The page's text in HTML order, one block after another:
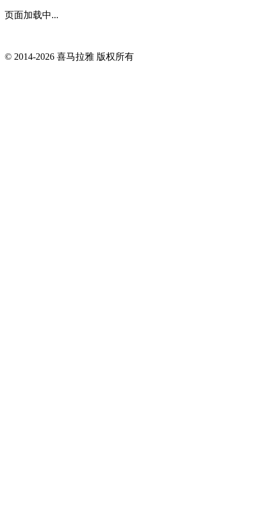
页面加载中...
© 2014-2026 喜马拉雅 版权所有